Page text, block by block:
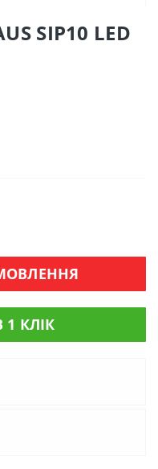
SIP10 LED
КЛІК